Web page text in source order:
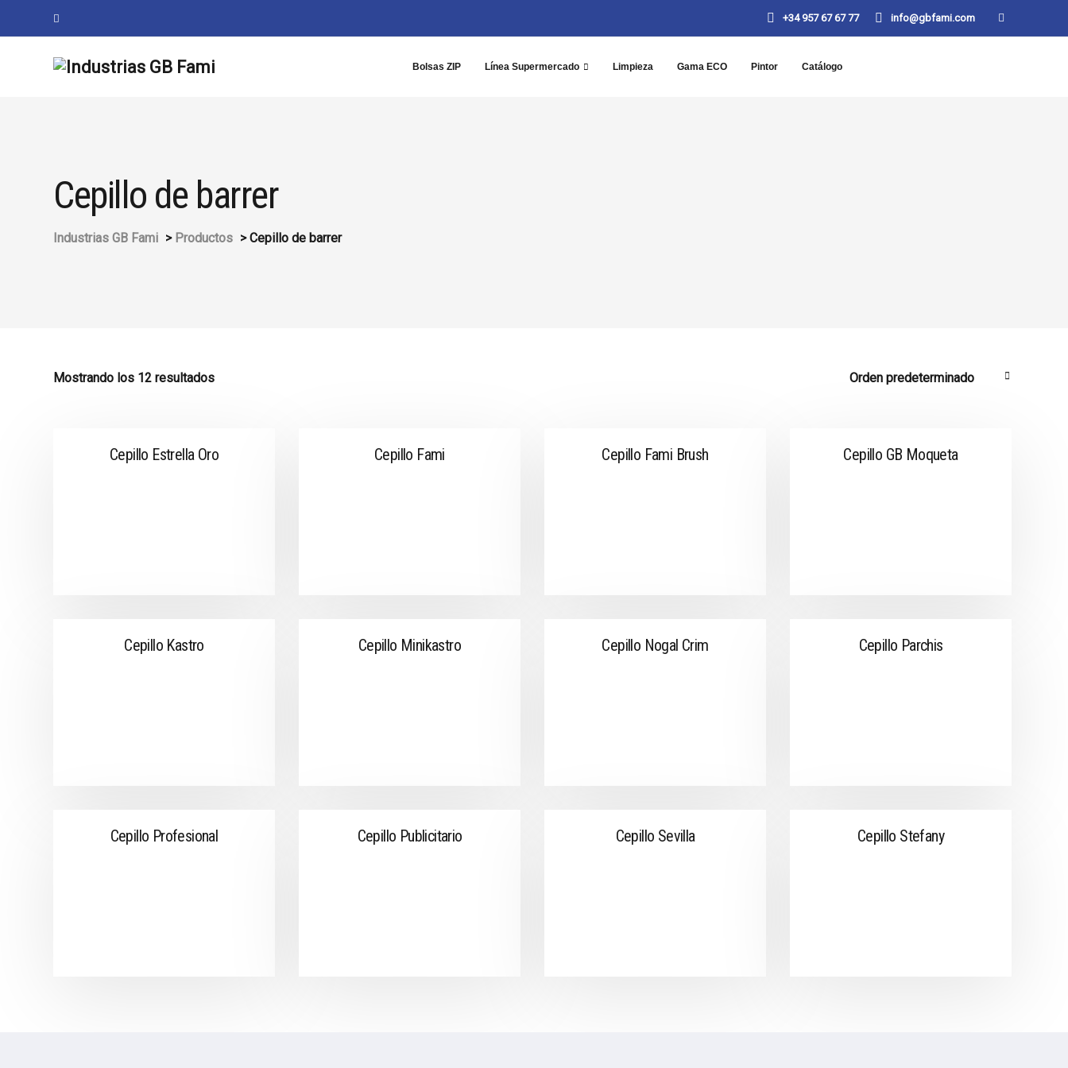
+34 957 67 67 77 info@gbfami.com
Bolsas ZIP Línea Supermercado Limpieza Gama ECO Pintor Catálogo
Cepillo de barrer
Industrias GB Fami > Productos >Cepillo de barrer
Mostrando los 12 resultados
Cepillo Estrella Oro Cepillo Fami Cepillo Fami Brush Cepillo GB Moqueta
Cepillo Kastro Cepillo Minikastro Cepillo Nogal Crim Cepillo Parchis
Cepillo Profesional Cepillo Publicitario Cepillo Sevilla Cepillo Stefany